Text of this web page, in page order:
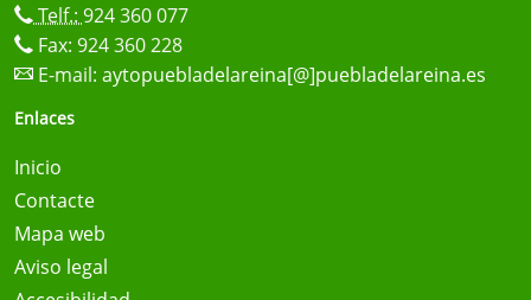
Telf.: 924 360 077
Fax: 924 360 228
E-mail: aytopuebladelareina[@]puebladelareina.es
Enlaces
Inicio
Contacte
Mapa web
Aviso legal